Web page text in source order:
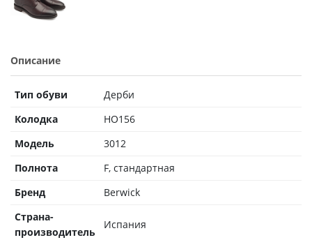
Описание
Тип обуви
Дерби
Колодка
HO156
Модель
3012
Полнота
F, стандартная
Бренд
Berwick
Страна-
производитель
Испания